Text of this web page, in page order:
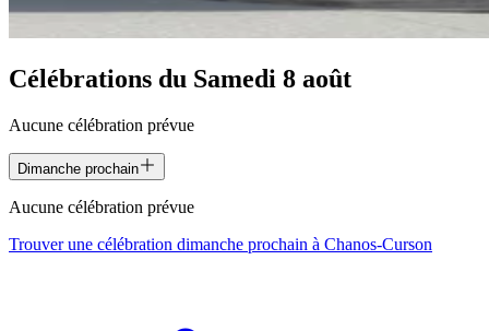
Célébrations du Samedi 8 août
Aucune célébration prévue
Dimanche prochain
Aucune célébration prévue
Trouver une célébration dimanche prochain à Chanos-Curson